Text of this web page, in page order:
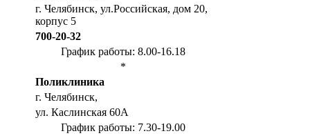
г. Челябинск, ул.Российская, дом 20,
корпус 5
700-20-32
График работы: 8.00-16.18
*
Поликлиника
г. Челябинск,
ул. Каслинская 60А
График работы: 7.30-19.00